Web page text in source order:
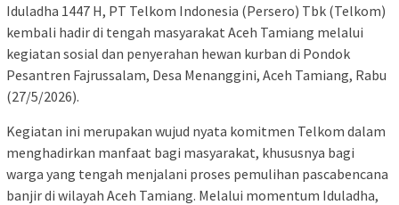
Iduladha 1447 H, PT Telkom Indonesia (Persero) Tbk (Telkom)
kembali hadir di tengah masyarakat Aceh Tamiang melalui
kegiatan sosial dan penyerahan hewan kurban di Pondok
Pesantren Fajrussalam, Desa Menanggini, Aceh Tamiang, Rabu
(27/5/2026).
Kegiatan ini merupakan wujud nyata komitmen Telkom dalam
menghadirkan manfaat bagi masyarakat, khususnya bagi
warga yang tengah menjalani proses pemulihan pascabencana
banjir di wilayah Aceh Tamiang. Melalui momentum Iduladha,